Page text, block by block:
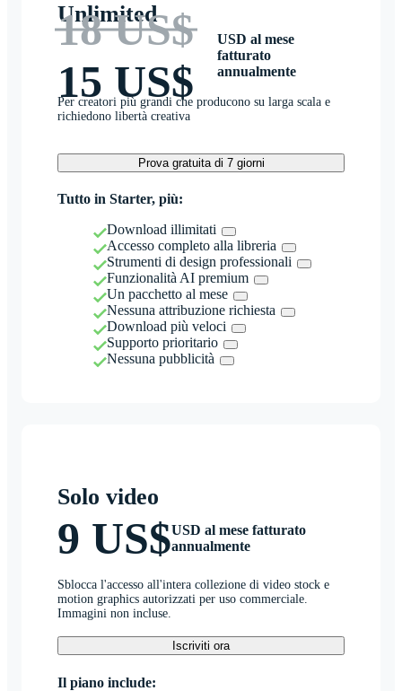
Unlimited
18 US$
15 US$
USD al mese
fatturato
annualmente
Per creatori più grandi che producono su larga scala e
richiedono libertà creativa
Prova gratuita di 7 giorni
Tutto in Starter, più:
Download illimitati
Accesso completo alla libreria
Strumenti di design professionali
Funzionalità AI premium
Un pacchetto al mese
Nessuna attribuzione richiesta
Download più veloci
Supporto prioritario
Nessuna pubblicità
Solo video
9 US$USD al mese fatturato
annualmente
Sblocca l'accesso all'intera collezione di video stock e
motion graphics autorizzati per uso commerciale.
Immagini non incluse.
Iscriviti ora
Il piano include: